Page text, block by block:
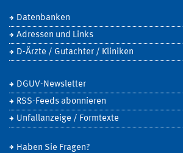
Datenbanken
Adressen und Links
D-Ärzte / Gutachter / Kliniken
DGUV-Newsletter
RSS-Feeds abonnieren
Unfallanzeige / Formtexte
Haben Sie Fragen?